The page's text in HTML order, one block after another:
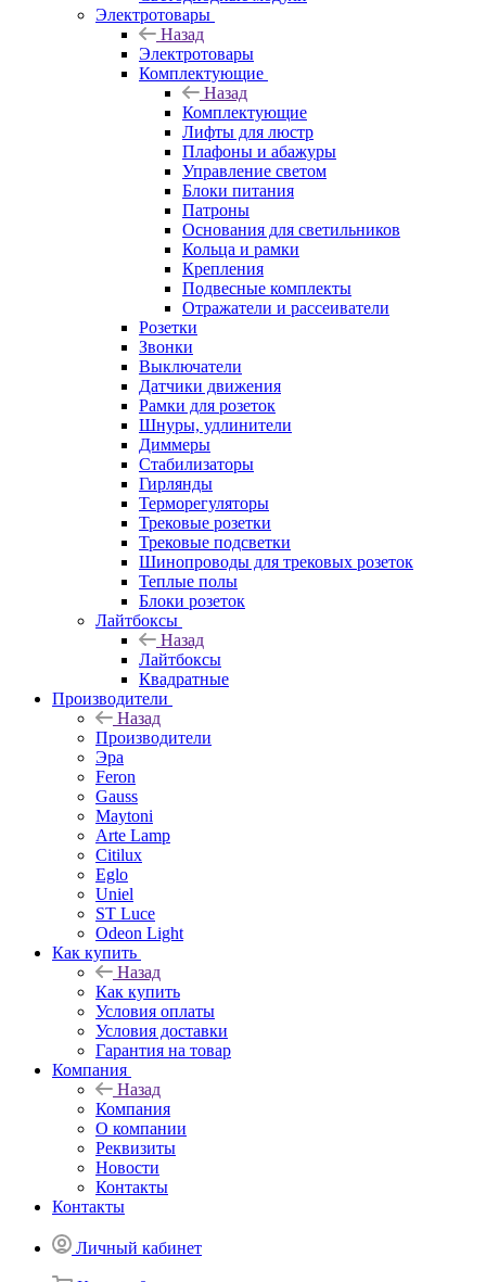
Электротовары
Назад
Электротовары
Комплектующие
Назад
Комплектующие
Лифты для люстр
Плафоны и абажуры
Управление светом
Блоки питания
Патроны
Основания для светильников
Кольца и рамки
Крепления
Подвесные комплекты
Отражатели и рассеиватели
Розетки
Звонки
Выключатели
Датчики движения
Рамки для розеток
Шнуры, удлинители
Диммеры
Стабилизаторы
Гирлянды
Терморегуляторы
Трековые розетки
Трековые подсветки
Шинопроводы для трековых розеток
Теплые полы
Блоки розеток
Лайтбоксы
Назад
Лайтбоксы
Квадратные
Производители
Назад
Производители
Эра
Feron
Gauss
Maytoni
Arte Lamp
Citilux
Eglo
Uniel
ST Luce
Odeon Light
Как купить
Назад
Как купить
Условия оплаты
Условия доставки
Гарантия на товар
Компания
Назад
Компания
О компании
Реквизиты
Новости
Контакты
Контакты
Личный кабинет